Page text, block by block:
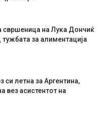
свршеница на Лука Дончиќ
за алиментација
си летна за Аргентина,
вез асистентот на